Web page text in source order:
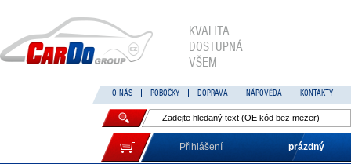
KVALITA
DOSTUPNÁ
VŠEM
O NÁS POBOČKY DOPRAVA NÁPOVĚDA KONTAKTY
Přihlášení prázdný